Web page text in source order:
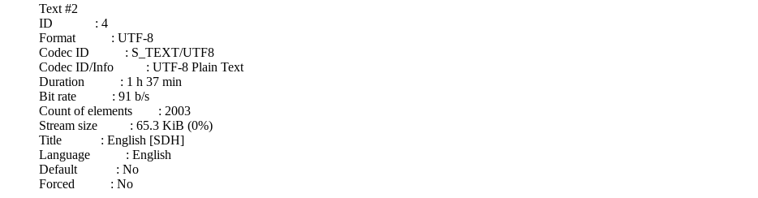
Text #2
ID : 4
Format : UTF-8
Codec ID : S_TEXT/UTF8
Codec ID/Info : UTF-8 Plain Text
Duration : 1 h 37 min
Bit rate : 91 b/s
Count of elements : 2003
Stream size : 65.3 KiB (0%)
Title : English [SDH]
Language : English
Default : No
Forced : No